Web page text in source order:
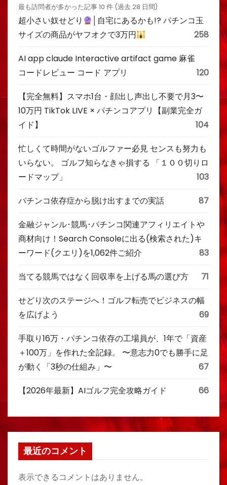
最も訪問者が多かった記事 10 件 (過去 28 日間)
超小さい奴せどり
│自宅にあるかも!? パチンコ玉
サイズの商品がヤフオクで3万円
258
AI app claude Interactive artifact game 麻雀
コードレビュー コード アプリ
120
【完全無料】スマホ1台・顔出し声出し不要で月3〜
10万円 TikTok LIVE × パチンコアプリ【副業完全ガ
イド】
104
忙しくて時間がないゴルファー必見 センスも努力も
いらない。 ゴルフ知らなきゃ損する 「１００切りロ
ードマップ」
103
パチンコ依存症から脱け出すまでの実話 87
金融ジャンル･競馬･パチンコ関連アフィリエイトや
商材向け！Search Consoleに出る(検索された)キ
ーワード(クエリ)を1,062件ご紹介
83
当てる競馬ではなく回収率を上げる馬の選び方 71
せどり次のステージへ！ゴルフ転売でビジネスの幅
を広げよう
69
手取り16万・パチンコ依存の工場員が、1年で「資産
＋100万」を作れた全記録。 〜意志力0でも勝手に足
が動く「3秒の仕組み」〜
67
【2026年最新】AIゴルフ完全攻略ガイド 66
最近のコメント
表示できるコメントはありません。